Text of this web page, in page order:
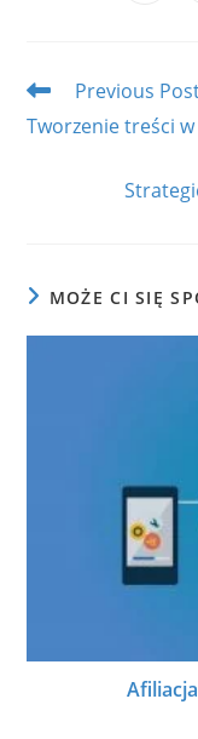
Read
articles
Previous
Tworzenie treści
MOŻE CI SIĘ